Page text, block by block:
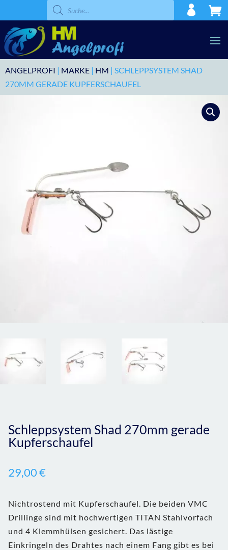
Products
search
ANGELPROFI | MARKE | HM | SCHLEPPSYSTEM SHAD
270MM GERADE KUPFERSCHAUFEL
Schleppsystem Shad 270mm gerade
Kupferschaufel
29,00€
Nichtrostend mit Kupferschaufel. Die beiden VMC
Drillinge sind mit hochwertigen TITAN Stahlvorfach
und 4 Klemmhülsen gesichert. Das lästige
Einkringeln des Drahtes nach einem Fang gibt es bei